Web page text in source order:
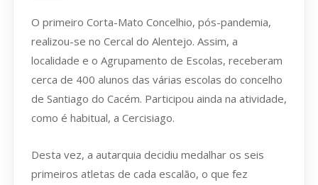
O primeiro Corta-Mato Concelhio, pós-pandemia,
realizou-se no Cercal do Alentejo. Assim, a
localidade e o Agrupamento de Escolas, receberam
cerca de 400 alunos das várias escolas do concelho
de Santiago do Cacém. Participou ainda na atividade,
como é habitual, a Cercisiago.
Desta vez, a autarquia decidiu medalhar os seis
primeiros atletas de cada escalão, o que fez